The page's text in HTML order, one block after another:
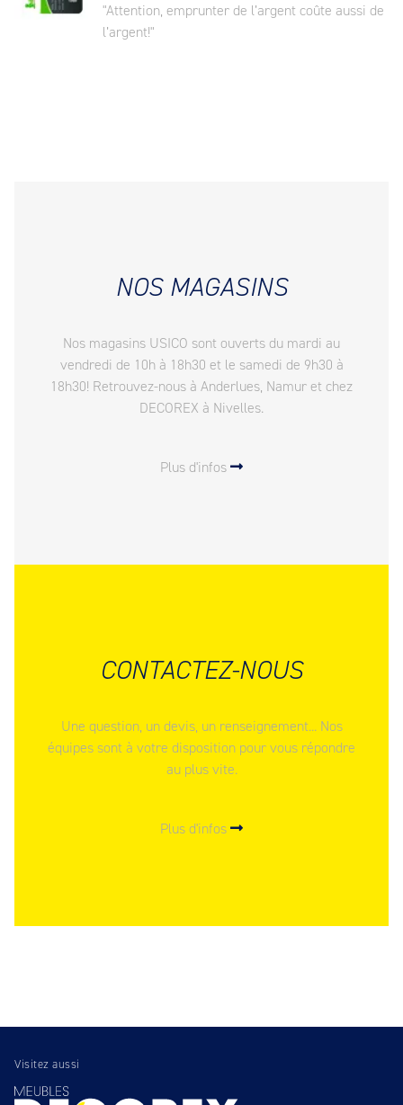
"Attention, emprunter de l’argent coûte aussi de
l’argent!"
NOS MAGASINS
Nos magasins USICO sont ouverts du mardi au
vendredi de 10h à 18h30 et le samedi de 9h30 à
18h30! Retrouvez-nous à Anderlues, Namur et chez
DECOREX à Nivelles.
Plus d'infos
CONTACTEZ-NOUS
Une question, un devis, un renseignement... Nos
équipes sont à votre disposition pour vous répondre
au plus vite.
Plus d'infos
Visitez aussi